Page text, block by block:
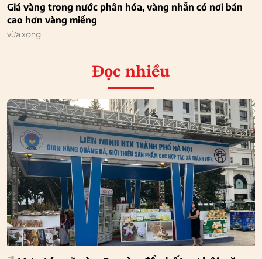
Giá vàng trong nước phân hóa, vàng nhẫn có nơi bán
cao hơn vàng miếng
vừa xong
Đọc nhiều